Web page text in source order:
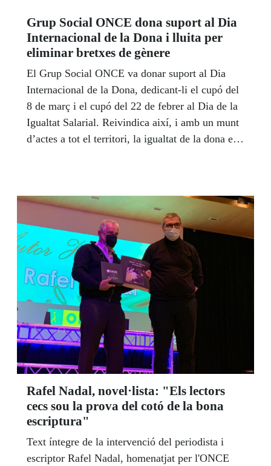
Grup Social ONCE dona suport al Dia
Internacional de la Dona i lluita per
eliminar bretxes de gènere
El Grup Social ONCE va donar suport al Dia
Internacional de la Dona, dedicant-li el cupó del
8 de març i el cupó del 22 de febrer al Dia de la
Igualtat Salarial. Reivindica així, i amb un munt
d’actes a tot el territori, la igualtat de la dona en
Rafel Nadal, novel·lista: "Els lectors
cecs sou la prova del cotó de la bona
escriptura"
Text íntegre de la intervenció del periodista i
escriptor Rafel Nadal, homenatjat per l'ONCE